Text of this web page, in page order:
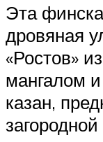
Эта
дровяная
«Ростов»
мангалом
казан,